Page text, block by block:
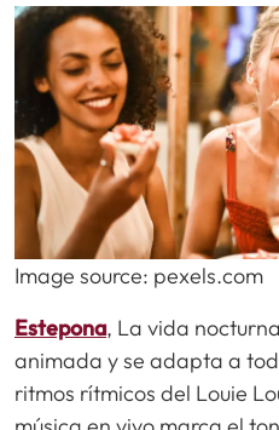
Image source: pexels.com
Estepona, La vida
animada y se adapta a
ritmos rítmicos del Louie